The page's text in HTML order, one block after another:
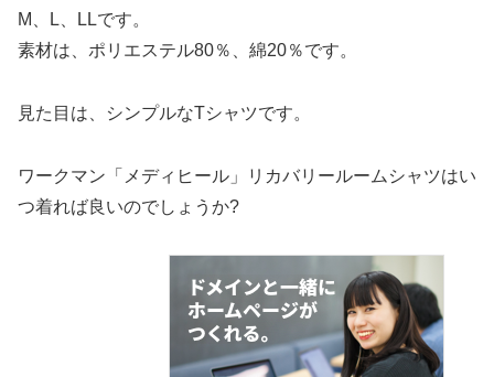
M、L、LLです。
素材は、ポリエステル80％、綿20％です。
見た目は、シンプルなTシャツです。
ワークマン「メディヒール」リカバリールームシャツはい
つ着れば良いのでしょうか?